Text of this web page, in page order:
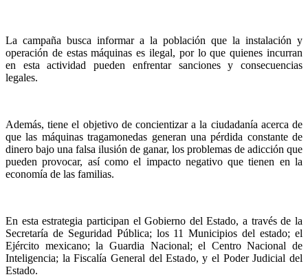
La campaña busca informar a la población que la instalación y
operación de estas máquinas es ilegal, por lo que quienes incurran
en esta actividad pueden enfrentar sanciones y consecuencias
legales.
Además, tiene el objetivo de concientizar a la ciudadanía acerca de
que las máquinas tragamonedas generan una pérdida constante de
dinero bajo una falsa ilusión de ganar, los problemas de adicción que
pueden provocar, así como el impacto negativo que tienen en la
economía de las familias.
En esta estrategia participan el Gobierno del Estado, a través de la
Secretaría de Seguridad Pública; los 11 Municipios del estado; el
Ejército mexicano; la Guardia Nacional; el Centro Nacional de
Inteligencia; la Fiscalía General del Estado, y el Poder Judicial del
Estado.